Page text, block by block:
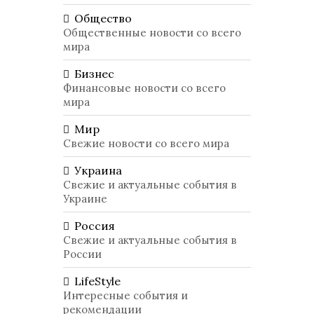
Общество
Общественные новости со всего
мира
Бизнес
Финансовые новости со всего
мира
Мир
Свежие новости со всего мира
Украина
Свежие и актуальные события в
Украине
Россия
Свежие и актуальные события в
России
LifeStyle
Интересные события и
рекомендации